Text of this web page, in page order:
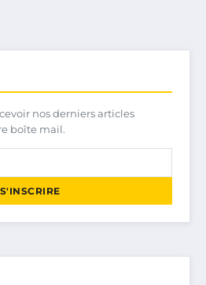
nos derniers articles
boîte mail.
S'INSCRIRE